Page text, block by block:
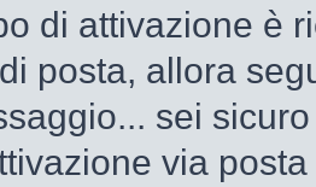
di attivazione è
posta, allora
sei
via